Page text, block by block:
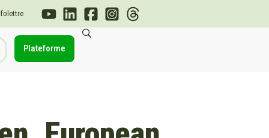
Plateforme